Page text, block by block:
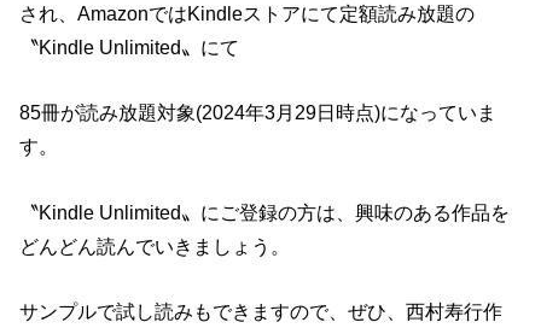
され、AmazonではKindleストアにて定額読み放題の
〝Kindle Unlimited〟にて
85冊が読み放題対象(2024年3月29日時点)になっていま
す。
〝Kindle Unlimited〟にご登録の方は、興味のある作品を
どんどん読んでいきましょう。
サンプルで試し読みもできますので、ぜひ、西村寿行作